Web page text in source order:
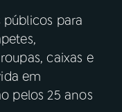
públicos para
caixas e
em
pelos 25 anos